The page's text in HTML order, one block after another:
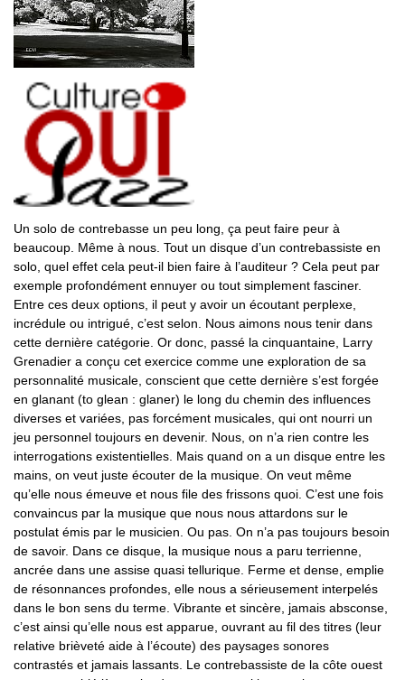
Un solo de contrebasse un peu long, ça peut faire peur à
beaucoup. Même à nous. Tout un disque d’un contrebassiste en
solo, quel effet cela peut-il bien faire à l’auditeur ? Cela peut par
exemple profondément ennuyer ou tout simplement fasciner.
Entre ces deux options, il peut y avoir un écoutant perplexe,
incrédule ou intrigué, c’est selon. Nous aimons nous tenir dans
cette dernière catégorie. Or donc, passé la cinquantaine, Larry
Grenadier a conçu cet exercice comme une exploration de sa
personnalité musicale, conscient que cette dernière s’est forgée
en glanant (to glean : glaner) le long du chemin des influences
diverses et variées, pas forcément musicales, qui ont nourri un
jeu personnel toujours en devenir. Nous, on n’a rien contre les
interrogations existentielles. Mais quand on a un disque entre les
mains, on veut juste écouter de la musique. On veut même
qu’elle nous émeuve et nous file des frissons quoi. C’est une fois
convaincus par la musique que nous nous attardons sur le
postulat émis par le musicien. Ou pas. On n’a pas toujours besoin
de savoir. Dans ce disque, la musique nous a paru terrienne,
ancrée dans une assise quasi tellurique. Ferme et dense, emplie
de résonnances profondes, elle nous a sérieusement interpelés
dans le bon sens du terme. Vibrante et sincère, jamais absconse,
c’est ainsi qu’elle nous est apparue, ouvrant au fil des titres (leur
relative brièveté aide à l’écoute) des paysages sonores
contrastés et jamais lassants. Le contrebassiste de la côte ouest